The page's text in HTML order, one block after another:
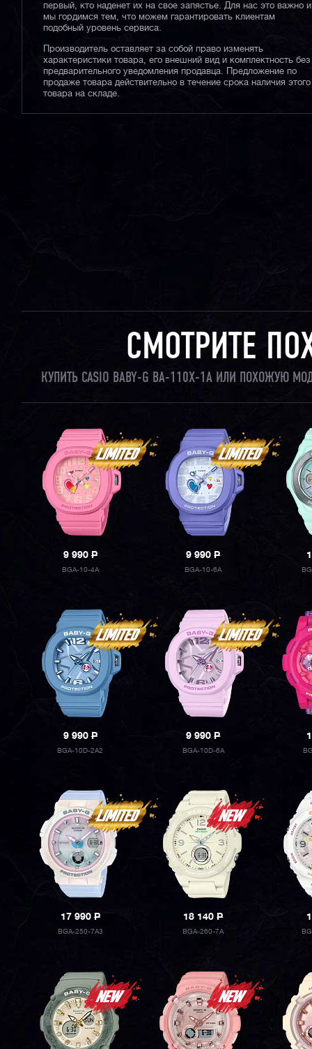
первый, кто наденет их на свое запястье. Для нас это важно и
мы гордимся тем, что можем гарантировать клиентам
подобный уровень сервиса.
Производитель оставляет за собой право изменять
характеристики товара, его внешний вид и комплектность без
предварительного уведомления продавца. Предложение по
продаже товара действительно в течение срока наличия этого
товара на складе.
СМОТРИТЕ
КУПИТЬ CASIO BABY-G BA-110X-1A ИЛИ ПОХОЖУЮ
9 990P
BGA-10-4A
9 990P
BGA-10-6A
9 990P
BGA-10D-2A2
9 990P
BGA-10D-6A
17 990P
BGA-250-7A3
18 140P
BGA-260-7A